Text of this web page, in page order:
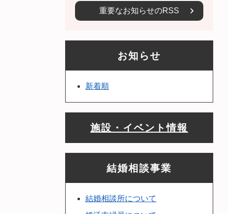
重要なお知らせのRSS
お知らせ
新着順
施設・イベント情報
結婚相談事業
結婚相談所について